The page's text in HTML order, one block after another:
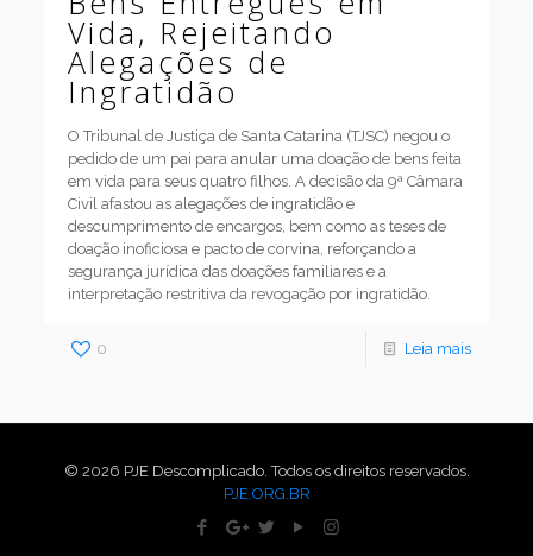
Vida, Rejeitando
Alegações de
Ingratidão
O Tribunal de Justiça de Santa Catarina (TJSC) negou o
pedido de um pai para anular uma doação de bens feita
em vida para seus quatro filhos. A decisão da 9ª Câmara
Civil afastou as alegações de ingratidão e
descumprimento de encargos, bem como as teses de
doação inoficiosa e pacto de corvina, reforçando a
segurança jurídica das doações familiares e a
interpretação restritiva da revogação por ingratidão.
0 Leia mais
© 2026 PJE Descomplicado. Todos os direitos reservados.
PJE.ORG.BR